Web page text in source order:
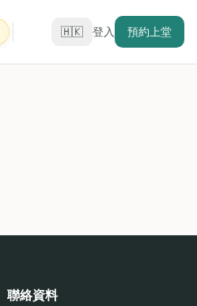
🇭🇰 登入 預約上堂
聯絡資料